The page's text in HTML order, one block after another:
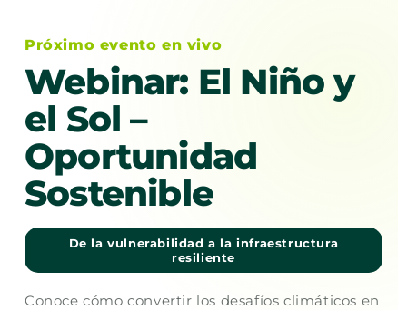
Próximo evento en vivo
Webinar: El Niño y
el Sol –
Oportunidad
Sostenible
De la vulnerabilidad a la infraestructura
resiliente
Conoce cómo convertir los desafíos climáticos en